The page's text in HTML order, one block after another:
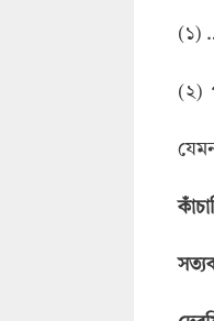
(১)
(২)